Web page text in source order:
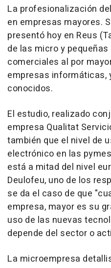
La profesionalización
en empresas mayores.
presentó hoy en Reus
de las micro y
comerciales al por
empresas informáticas,
conocidos.
El estudio, realizado
empresa Qualitat
también que el nivel de
electrónico en las
está a mitad del nivel
Deulofeu, uno de los
se da el caso de que
empresa, mayor es su
uso de las nuevas
depende del sector o
La microempresa